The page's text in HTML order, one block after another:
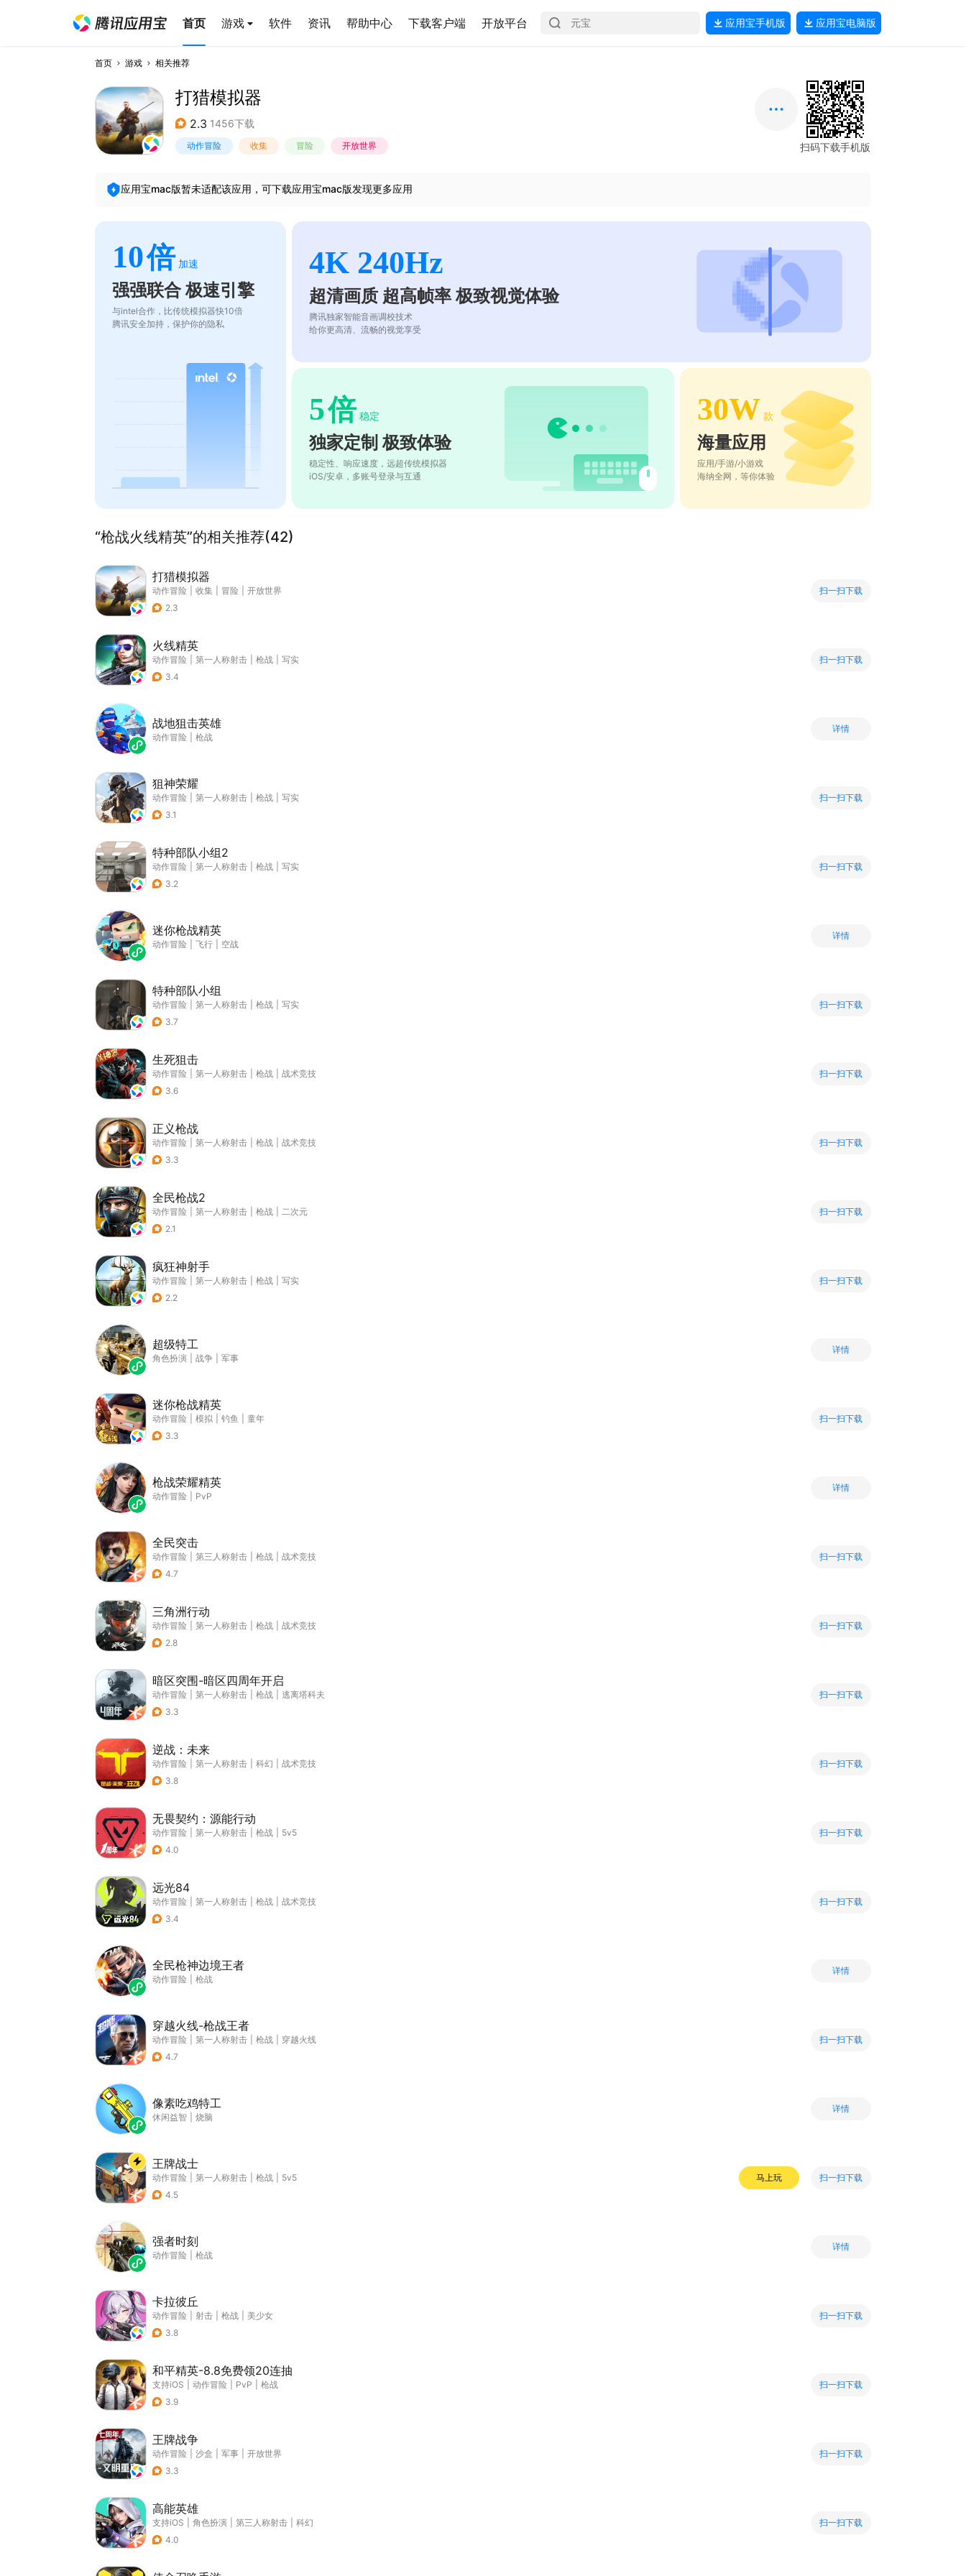
首页 游戏 软件 资讯 帮助中心 下载客户端 开放平台 应用宝手机版 应用宝电脑版
首页 游戏 相关推荐
打猎模拟器
2.3 1456下载
动作冒险 收集 冒险 开放世界 扫码下载手机版
应用宝mac版暂未适配该应用，可下载应用宝mac版发现更多应用
10倍 加速
强强联合 极速引擎
与intel合作，比传统模拟器快10倍
腾讯安全加持，保护你的隐私
4K 240Hz
超清画质 超高帧率 极致视觉体验
腾讯独家智能音画调校技术
给你更高清、流畅的视觉享受
5倍 稳定
独家定制 极致体验
稳定性、响应速度，远超传统模拟器
iOS/安卓，多账号登录与互通
30W 款
海量应用
应用/手游/小游戏
海纳全网，等你体验
“枪战火线精英”的相关推荐(42)
打猎模拟器
动作冒险 收集 冒险
开放世界
2.3
扫一扫下载
火线精英
动作冒险 第一人称射击 枪战
写实
3.4
扫一扫下载
战地狙击英雄
动作冒险 枪战
详情
狙神荣耀
动作冒险 第一人称射击 枪战
写实
3.1
扫一扫下载
特种部队小组2
动作冒险 第一人称射击 枪战
写实
3.2
扫一扫下载
迷你枪战精英
动作冒险 飞行 空战
详情
特种部队小组
动作冒险 第一人称射击 枪战
写实
3.7
扫一扫下载
生死狙击
动作冒险 第一人称射击 枪战
战术竞技
3.6
扫一扫下载
正义枪战
动作冒险 第一人称射击 枪战
战术竞技
3.3
扫一扫下载
全民枪战2
动作冒险 第一人称射击 枪战
二次元
2.1
扫一扫下载
疯狂神射手
动作冒险 第一人称射击 枪战
写实
2.2
扫一扫下载
超级特工
角色扮演 战争 军事
详情
迷你枪战精英
动作冒险 模拟 钓鱼
童年
3.3
扫一扫下载
枪战荣耀精英
动作冒险 PvP
详情
全民突击
动作冒险 第三人称射击 枪战
战术竞技
4.7
扫一扫下载
三角洲行动
动作冒险 第一人称射击 枪战
战术竞技
2.8
扫一扫下载
暗区突围-暗区四周年开启
动作冒险 第一人称射击 枪战
逃离塔科夫
3.3
扫一扫下载
逆战：未来
动作冒险 第一人称射击 科幻
战术竞技
3.8
扫一扫下载
无畏契约：源能行动
动作冒险 第一人称射击 枪战
5v5
4.0
扫一扫下载
远光84
动作冒险 第一人称射击 枪战
战术竞技
3.4
扫一扫下载
全民枪神边境王者
动作冒险 枪战
详情
穿越火线-枪战王者
动作冒险 第一人称射击 枪战
穿越火线
4.7
扫一扫下载
像素吃鸡特工
休闲益智 烧脑
详情
王牌战士
动作冒险 第一人称射击 枪战
5v5
4.5
马上玩 扫一扫下载
强者时刻
动作冒险 枪战
详情
卡拉彼丘
动作冒险 射击 枪战
美少女
3.8
扫一扫下载
和平精英-8.8免费领20连抽
支持iOS 动作冒险 PvP
枪战
3.9
扫一扫下载
王牌战争
动作冒险 沙盒 军事
开放世界
3.3
扫一扫下载
高能英雄
支持iOS 角色扮演 第三人称射击
科幻
4.0
扫一扫下载